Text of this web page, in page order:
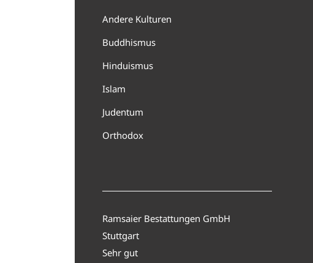
Andere Kulturen
Buddhismus
Hinduismus
Islam
Judentum
Orthodox
Ramsaier Bestattungen GmbH
Stuttgart
Sehr gut